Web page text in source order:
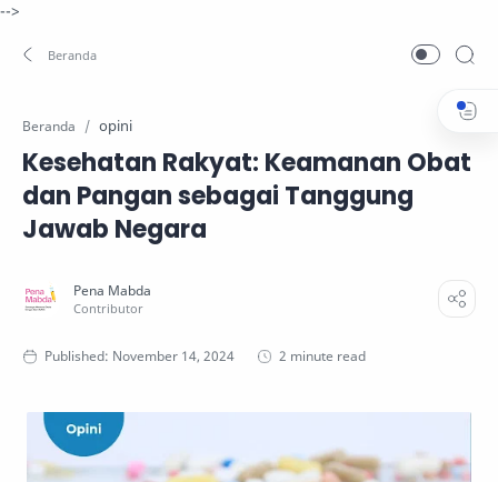
-->
Beranda opini
Kesehatan Rakyat: Keamanan Obat
dan Pangan sebagai Tanggung
Jawab Negara
2 minute read